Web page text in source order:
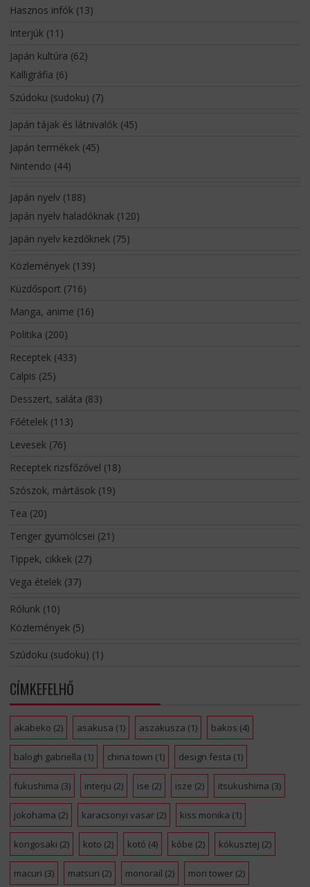
Hasznos infók(13)
Interjúk(11)
Japán kultúra (62)
Kalligráfia (6)
Szúdoku (sudoku) (7)
Japán tájak és látnivalók(45)
Japán termékek(45)
Nintendo (44)
Japán nyelv(188)
Japán nyelv haladóknak(120)
Japán nyelv kezdőknek(75)
Közlemények(139)
Küzdősport (716)
Manga, anime (16)
Politika (200)
Receptek(433)
Calpis (25)
Desszert, saláta (83)
Főételek(113)
Levesek(76)
Receptek rizsfőzővel (18)
Szószok, mártások(19)
Tea (20)
Tenger gyümölcsei (21)
Tippek, cikkek(27)
Vega ételek(37)
Rólunk(10)
Közlemények(5)
Szúdoku (sudoku) (1)
CÍMKEFELHŐ
akabeko (2) asakusa (1) aszakusza (1) bakos (4)
balogh gabriella (1) china town (1) design festa (1)
fukushima (3) interju (2) ise (2) isze (2) itsukushima (3)
jokohama (2) karacsonyi vasar(2) kiss monika (1)
kongosaki (2) koto (2) kotó (4) kóbe (2) kókusztej (2)
macuri (3) matsuri (2) monorail (2) mori tower(2)